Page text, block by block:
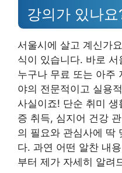
강의가 있나요
서울시에 살고 계신가
식이 있습니다. 바로
누구나 무료 또는 아주
야의 전문적이고 실용
사실이죠! 단순 취미
증 취득, 심지어 건강
의 필요와 관심사에 딱
다. 과연 어떤 알찬 내
부터 제가 자세히 알려